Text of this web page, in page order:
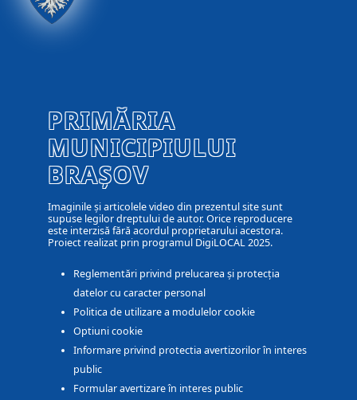
PRIMĂRIA
MUNICIPIULUI
BRAȘOV
Imaginile și articolele video din prezentul site sunt
supuse legilor dreptului de autor. Orice reproducere
este interzisă fără acordul proprietarului acestora.
Proiect realizat prin programul DigiLOCAL 2025.
Reglementări privind prelucarea și protecția
datelor cu caracter personal
Politica de utilizare a modulelor cookie
Optiuni cookie
Informare privind protectia avertizorilor în interes
public
Formular avertizare în interes public